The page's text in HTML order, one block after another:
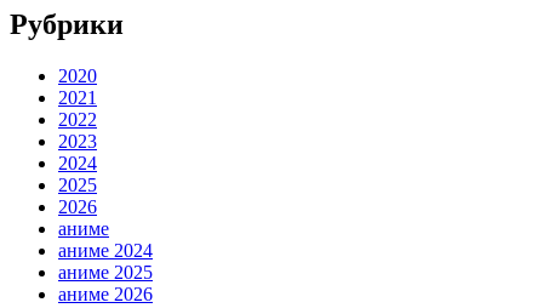
Рубрики
2020
2021
2022
2023
2024
2025
2026
аниме
аниме 2024
аниме 2025
аниме 2026